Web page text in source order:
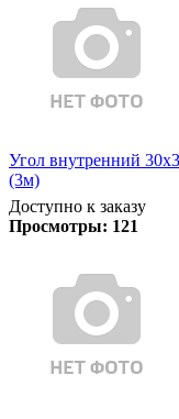
Угол внутренний
(3м)
Доступно к заказу
Просмотры: 121